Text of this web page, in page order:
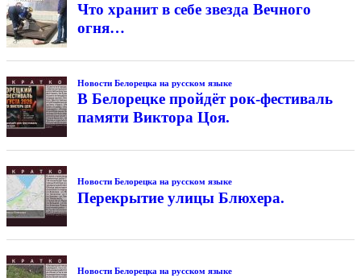
Что хранит в себе звезда Вечного
огня…
Новости Белорецка на русском языке
В Белорецке пройдёт рок-фестиваль
памяти Виктора Цоя.
Новости Белорецка на русском языке
Перекрытие улицы Блюхера.
Новости Белорецка на русском языке